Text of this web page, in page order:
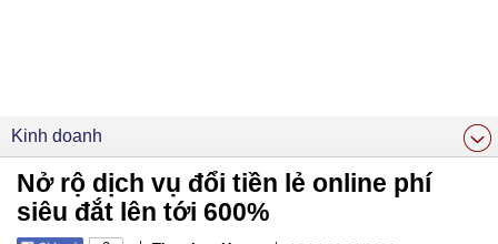
Kinh doanh
Nở rộ dịch vụ đổi tiền lẻ online phí
siêu đắt lên tới 600%